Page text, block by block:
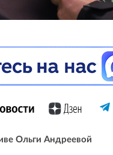
Ольги Андреевой